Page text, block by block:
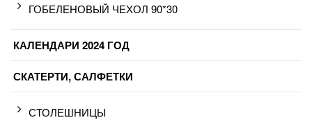
ГОБЕЛЕНОВЫЙ ЧЕХОЛ 90*30
КАЛЕНДАРИ 2024 ГОД
СКАТЕРТИ, САЛФЕТКИ
СТОЛЕШНИЦЫ